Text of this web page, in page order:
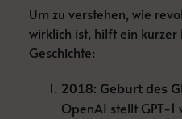
Um zu verstehen, wie
wirklich ist, hilft ein kurzer
Geschichte:
2018: Geburt des
OpenAI stellt GPT-1